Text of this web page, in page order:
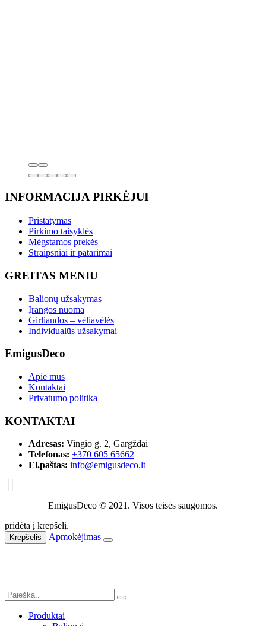
INFORMACIJA PIRKĖJUI
Pristatymas
Pirkimo taisyklės
Mėgstamos prekės
Straipsniai ir patarimai
GREITAS MENIU
Balionų užsakymas
Įrangos nuoma
Girliandos – vėliavėlės
Individualūs užsakymai
EmigusDeco
Apie mus
Kontaktai
Privatumo politika
KONTAKTAI
Adresas: Vingio g. 2, Gargždai
Telefonas: +370 605 65662
El.paštas: info@emigusdeco.lt
EmigusDeco © 2021. Visos teisės saugomos.
pridėta į krepšelį.
Krepšelis Apmokėjimas
Produktai